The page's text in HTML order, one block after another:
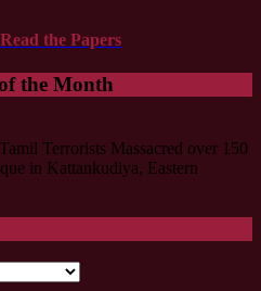
the Papers
the Month
Terrorists Massacred over 150
in Kattankudiya, Eastern